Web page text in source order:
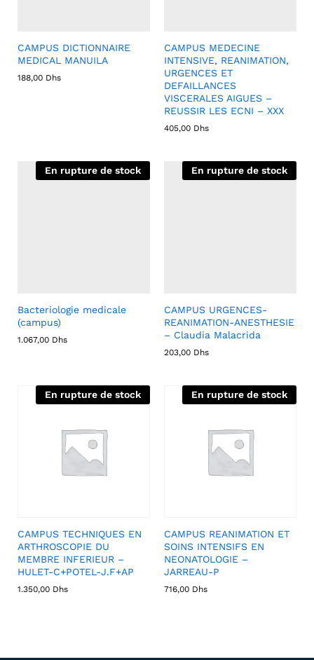
CAMPUS DICTIONNAIRE
MEDICAL MANUILA
188,00 Dhs
CAMPUS MEDECINE
INTENSIVE, REANIMATION,
URGENCES ET
DEFAILLANCES
VISCERALES AIGUES –
REUSSIR LES ECNI – XXX
405,00 Dhs
En rupture de stock
Bacteriologie medicale
(campus)
1.067,00 Dhs
En rupture de stock
CAMPUS URGENCES-
REANIMATION-ANESTHESIE
– Claudia Malacrida
203,00 Dhs
En rupture de stock
CAMPUS TECHNIQUES EN
ARTHROSCOPIE DU
MEMBRE INFERIEUR –
HULET-C+POTEL-J.F+AP
1.350,00 Dhs
En rupture de stock
CAMPUS REANIMATION ET
SOINS INTENSIFS EN
NEONATOLOGIE –
JARREAU-P
716,00 Dhs